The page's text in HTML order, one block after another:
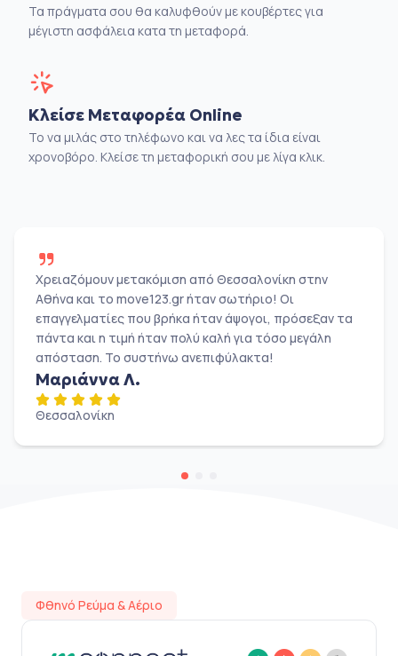
Τα πράγματα σου θα καλυφθούν με κουβέρτες για
μέγιστη ασφάλεια κατα τη μεταφορά.
Κλείσε Μεταφορέα Online
Το να μιλάς στο τηλέφωνο και να λες τα ίδια είναι
χρονοβόρο. Κλείσε τη μεταφορική σου με λίγα κλικ.
Χρειαζόμουν μετακόμιση από Θεσσαλονίκη στην
Αθήνα και το move123.gr ήταν σωτήριο! Οι
επαγγελματίες που βρήκα ήταν άψογοι, πρόσεξαν τα
πάντα και η τιμή ήταν πολύ καλή για τόσο μεγάλη
απόσταση. Το συστήνω ανεπιφύλακτα!
Μαριάννα Λ.
Θεσσαλονίκη
Φθηνό Ρεύμα & Αέριο